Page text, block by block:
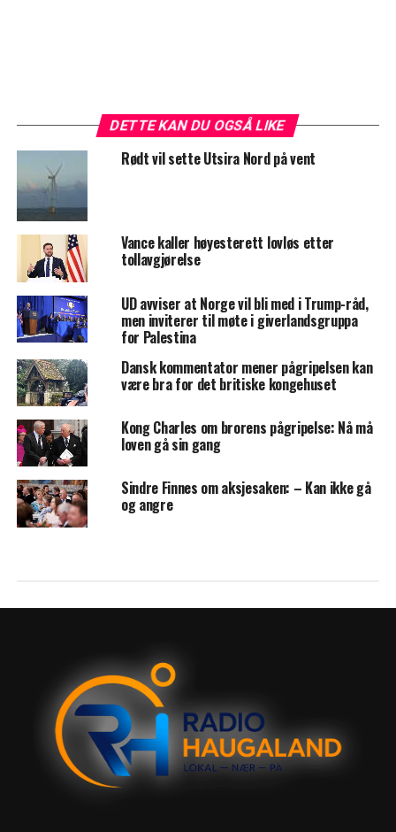
DETTE KAN DU OGSÅ LIKE
Rødt vil sette Utsira Nord på vent
Vance kaller høyesterett lovløs etter
tollavgjørelse
UD avviser at Norge vil bli med i Trump-råd,
men inviterer til møte i giverlandsgruppa
for Palestina
Dansk kommentator mener pågripelsen kan
være bra for det britiske kongehuset
Kong Charles om brorens pågripelse: Nå må
loven gå sin gang
Sindre Finnes om aksjesaken: – Kan ikke gå
og angre